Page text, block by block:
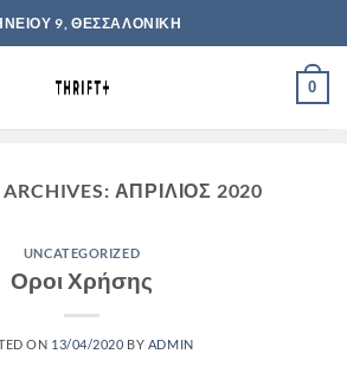
9, ΘΕΣΣΑΛΟΝΙΚΗ
0
ΑΠΡΊΛΙΟΣ 2020
UNCATEGORIZED
Οροι Χρήσης
ON 13/04/2020 BY ADMIN